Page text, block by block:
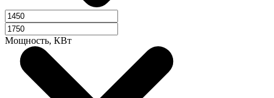
Мощность, КВт